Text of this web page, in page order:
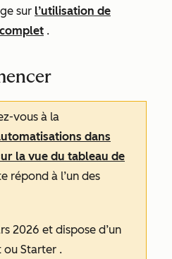
sur l’utilisation de
.
vous à la
dans
la vue du tableau de
répond à l’un des
2026 et dispose d’un
ou Starter .